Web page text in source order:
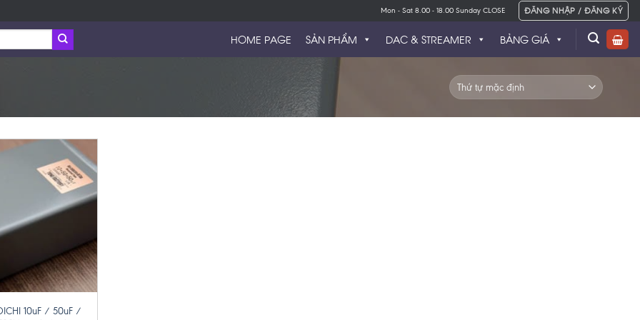
Mon - Sat 8.00 - 18.00 Sunday CLOSE ĐĂNG NHẬP / ĐĂNG KÝ
HOME PAGE SẢN PHẨM BẢNG GIÁ
DAC & STREAMER
10uF / 50uF /